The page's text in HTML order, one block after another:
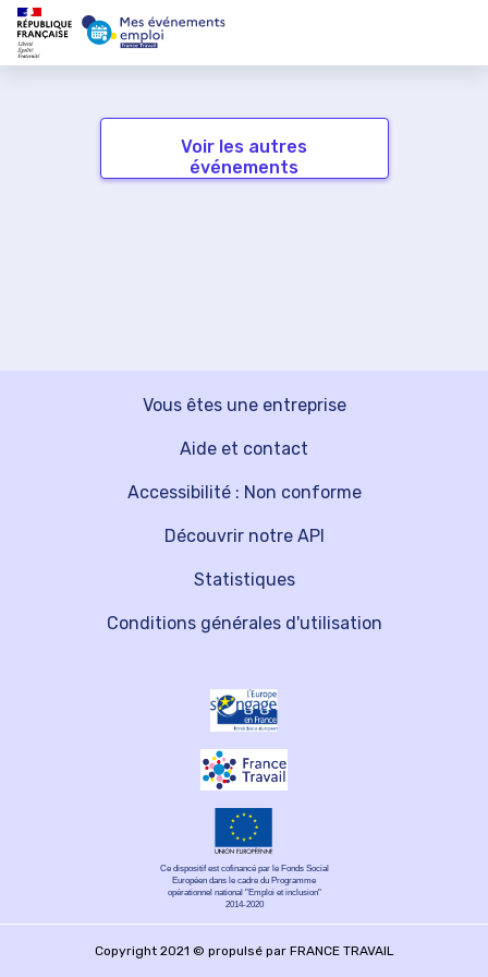
Voir les autres
événements
Vous êtes une entreprise
Découvrir notre API
Aide et contact
Statistiques
Accessibilité : Non conforme
Conditions générales d'utilisation
Ce dispositif est cofinancé par le Fonds Social
Européen dans le cadre du Programme
opérationnel national "Emploi et inclusion"
2014-2020
Copyright 2021 © propulsé par FRANCE TRAVAIL